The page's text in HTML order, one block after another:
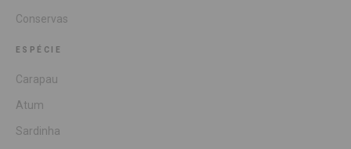
Conservas
ESPÉCIE
Carapau
Atum
Sardinha